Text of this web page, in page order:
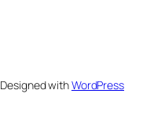
Designed withWordPress